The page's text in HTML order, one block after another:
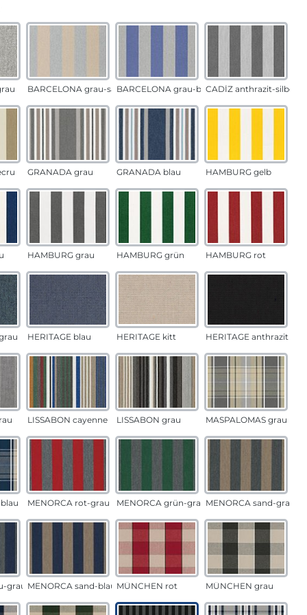
BARCELONA grau-sandBARCELONA grau-blauCADÍZ anthrazit-silber
GRANADA grau GRANADA blau HAMBURG gelb
HAMBURG grau HAMBURG grün HAMBURG rot
HERITAGE blau HERITAGE kitt HERITAGE anthrazit
LISSABON cayenne LISSABON grau MASPALOMAS grau
MENORCA rot-grau MENORCA grün-grau MENORCA sand-grau
grau MENORCA sand-blau MÜNCHEN rot MÜNCHEN grau